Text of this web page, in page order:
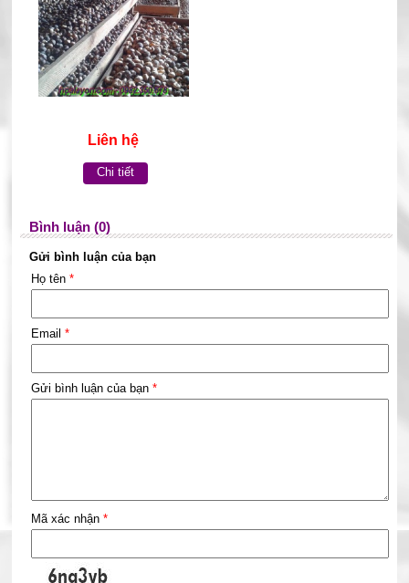
Liên hệ
Chi tiết
Bình luận (0)
Gửi bình luận của bạn
Họ tên *
Email *
Gửi bình luận của bạn *
Mã xác nhận *